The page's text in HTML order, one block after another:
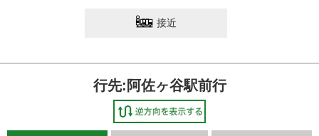
接近
行先:阿佐ヶ谷駅前行